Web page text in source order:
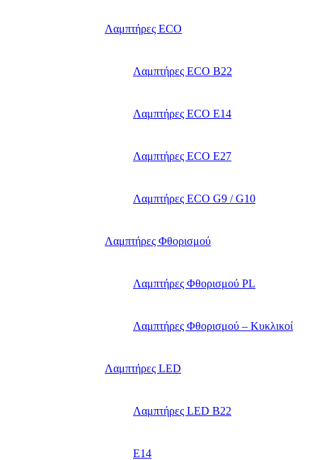
Λαμπτήρες ECO
Λαμπτήρες ECO B22
Λαμπτήρες ECO E14
Λαμπτήρες ECO E27
Λαμπτήρες ECO G9 / G10
Λαμπτήρες Φθορισμού
Λαμπτήρες Φθορισμού PL
Λαμπτήρες Φθορισμού – Κυκλικοί
Λαμπτήρες LED
Λαμπτήρες LED B22
E14